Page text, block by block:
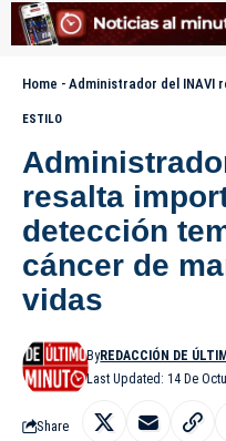
Home - Administrador del INAVI resalta
ESTILO
resalta
detección
cáncer de
vidas
Last Updated: 14 De
ByREDACCIÓN DE
Share